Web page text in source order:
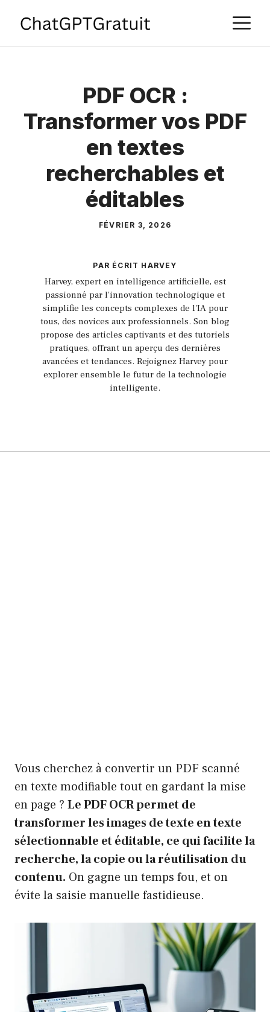
contenu
PDF OCR :
Transformer vos PDF
en textes
recherchables et
éditables
FÉVRIER 3, 2026
PAR ÉCRIT HARVEY
Harvey, expert en intelligence artificielle, est
passionné par l'innovation technologique et
simplifie les concepts complexes de l'IA pour
tous, des novices aux professionnels. Son blog
propose des articles captivants et des tutoriels
pratiques, offrant un aperçu des dernières
avancées et tendances. Rejoignez Harvey pour
explorer ensemble le futur de la technologie
intelligente.
Vous cherchez à convertir un PDF scanné
en texte modifiable tout en gardant la mise
en page ? Le PDF OCR permet de
transformer les images de texte en texte
sélectionnable et éditable, ce qui facilite la
recherche, la copie ou la réutilisation du
contenu. On gagne un temps fou, et on
évite la saisie manuelle fastidieuse.